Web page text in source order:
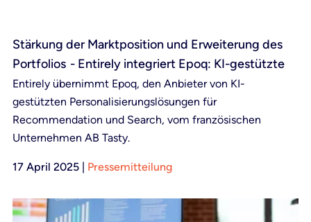
Stärkung der Marktposition und Erweiterung des
Portfolios - Entirely integriert Epoq: KI-gestützte
Personalisierung für maßgeschneidertes Marketing
Entirely übernimmt Epoq, den Anbieter von KI-
gestützten Personalisierungslösungen für
Recommendation und Search, vom französischen
Unternehmen AB Tasty.
17 April 2025 | Pressemitteilung